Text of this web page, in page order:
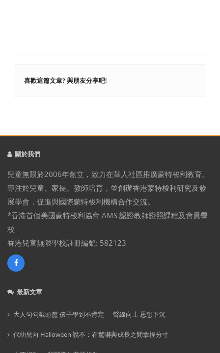
喜歡這篇文章? 與朋友分享吧!
關於我們
兒童無限於2006年創立，致力在華人社區推廣蒙特梭利教育。
專注於兒童、家長、教師培育，並創辦香港蒙特梭利研究及發
展學會，促進與國際蒙特梭利機構合作交流。
*香港首個美國蒙特梭利協會 AMS 認證教師證照課程及會員學
校
香港兒童無限學校註冊編號: 582123
最新文章
大人句句戴頭盔 孩子學到不肯定──聲線向上 思想下沉
代幼兒向 Halloween 說不：在驚嚇與成長之間拿捏分寸